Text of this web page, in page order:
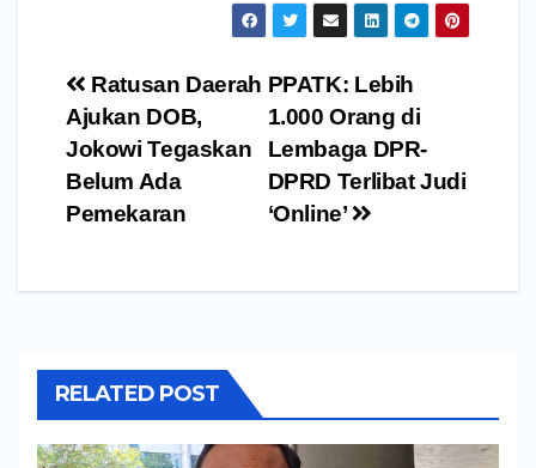
Navigasi
pos
PPATK: Lebih
1.000 Orang di
Lembaga DPR-
DPRD Terlibat Judi
‘Online’
Ratusan Daerah
Ajukan DOB,
Jokowi Tegaskan
Belum Ada
Pemekaran
RELATED POST